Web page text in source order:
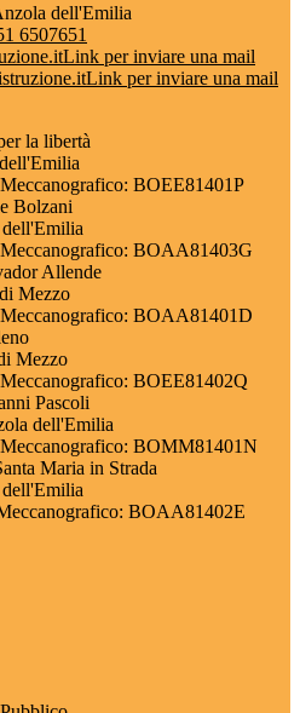
dell'Emilia
6507651
Link per inviare una mail
Link per inviare una mail
la libertà
BOEE81401P
Bolzani
BOAA81403G
Allende
Mezzo
BOAA81401D
Mezzo
BOEE81402Q
Pascoli
dell'Emilia
BOMM81401N
Maria in Strada
BOAA81402E